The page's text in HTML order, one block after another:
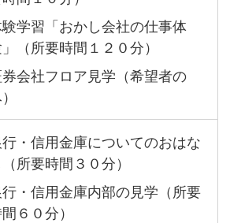
学習「おかし会社の仕事体
（所要時間１２０分）
会社フロア見学（希望者の
・信用金庫についてのおはな
（所要時間３０分）
・信用金庫内部の見学（所要
６０分）